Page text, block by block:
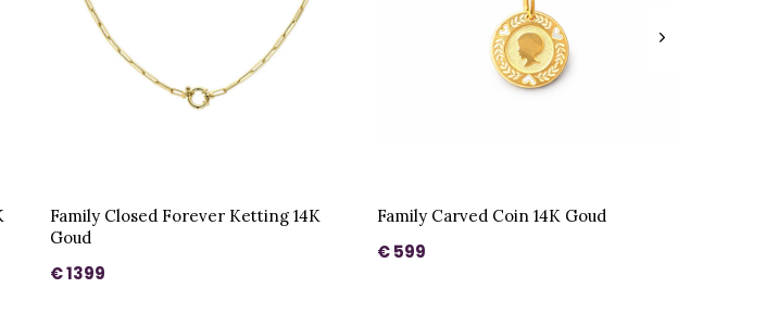
Family Closed Forever Ketting 14K
Goud
€ 1399
Family Carved Coin 14K Goud
€ 599